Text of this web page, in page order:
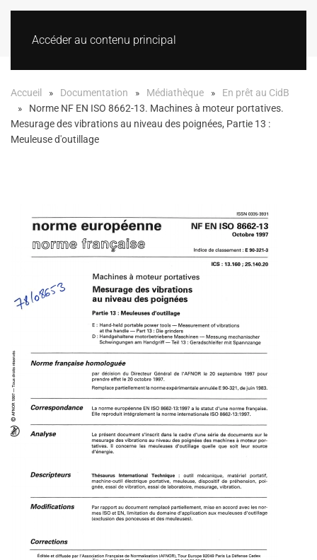
Accéder au contenu principal
Accueil Documentation Médiathèque
En prêt au CidB
Norme NF EN ISO 8662-13. Machines à moteur portatives.
Mesurage des vibrations au niveau des poignées, Partie 13 :
Meuleuse d'outillage